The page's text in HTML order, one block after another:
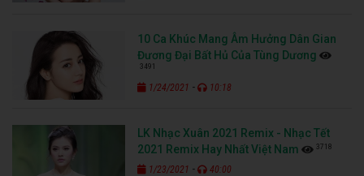
10 Ca Khúc Mang Âm Hưởng Dân Gian
Đương Đại Bất Hủ Của Tùng Dương
3491
1/24/2021 - 10:18
LK Nhạc Xuân 2021 Remix - Nhạc Tết
2021 Remix Hay Nhất Việt Nam
3718
1/23/2021 - 40:00